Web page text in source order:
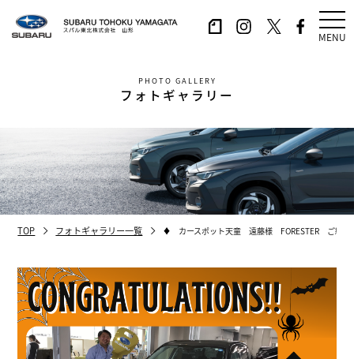
MENU
PHOTO GALLERY
フォトギャラリー
TOP フォトギャラリー一覧 ♦ カースポット天童 遠藤様 FORESTER ご納